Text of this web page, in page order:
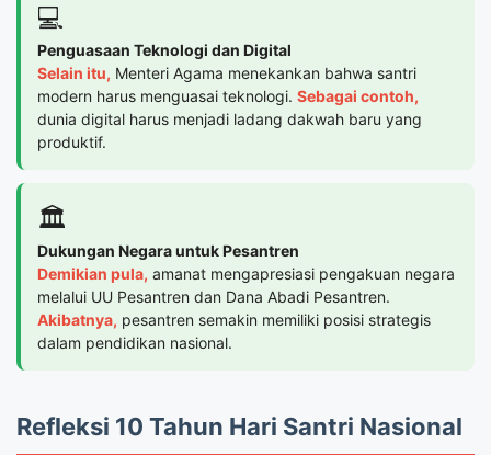
💻
Penguasaan Teknologi dan Digital
Selain itu, Menteri Agama menekankan bahwa santri
modern harus menguasai teknologi. Sebagai contoh,
dunia digital harus menjadi ladang dakwah baru yang
produktif.
🏛️
Dukungan Negara untuk Pesantren
Demikian pula, amanat mengapresiasi pengakuan negara
melalui UU Pesantren dan Dana Abadi Pesantren.
Akibatnya, pesantren semakin memiliki posisi strategis
dalam pendidikan nasional.
Refleksi 10 Tahun Hari Santri Nasional